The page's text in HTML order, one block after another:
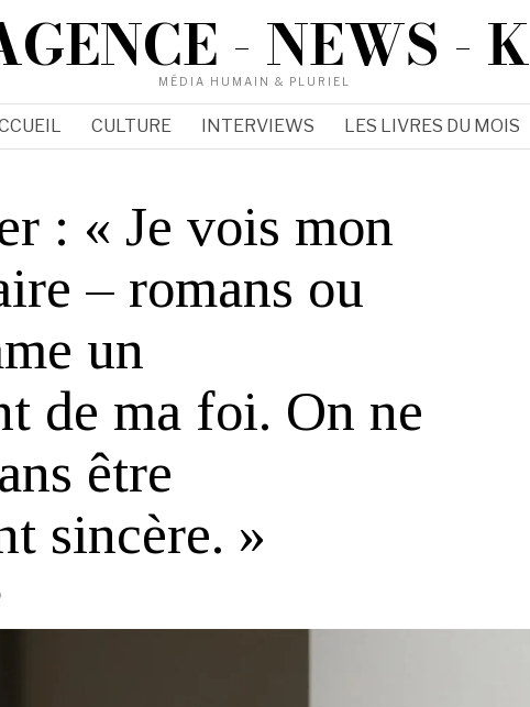
- NEWS - K
MÉDIA HUMAIN & PLURIEL
CULTURE INTERVIEWS LES LIVRES DU MOIS
: « Je vois mon
– romans ou
un
de ma foi. On ne
être
sincère. »